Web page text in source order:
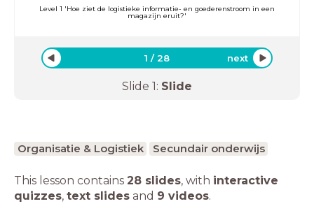
Level 1 'Hoe ziet de logistieke informatie- en goederenstroom in een
magazijn eruit?'
1 /28 next
Slide 1: Slide
Organisatie & Logistiek Secundair onderwijs
This lesson contains 28 slides, with interactive
quizzes, text slides and 9 videos.